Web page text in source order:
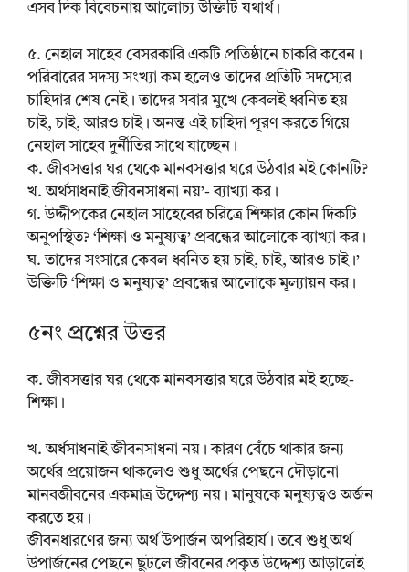
এসব দিক বিবেচনায় আলোচ্য উক্তিটি যথার্থ।
৫. নেহাল সাহেব বেসরকারি একটি প্রতিষ্ঠানে চাকরি করেন।
পরিবারের সদস্য সংখ্যা কম হলেও তাদের প্রতিটি সদস্যের
চাহিদার শেষ নেই। তাদের সবার মুখে কেবলই ধ্বনিত হয়—
চাই, চাই, আরও চাই। অনন্ত এই চাহিদা পূরণ করতে গিয়ে
নেহাল সাহেব দুর্নীতির সাথে যাচ্ছেন।
ক. জীবসত্তার ঘর থেকে মানবসত্তার ঘরে উঠবার মই কোনটি?
খ. অর্থসাধনাই জীবনসাধনা নয়’- ব্যাখ্যা কর।
গ. উদ্দীপকের নেহাল সাহেবের চরিত্রে শিক্ষার কোন দিকটি
অনুপস্থিত? ‘শিক্ষা ও মনুষ্যত্ব’ প্রবন্ধের আলোকে ব্যাখ্যা কর।
ঘ. তাদের সংসারে কেবল ধ্বনিত হয় চাই, চাই, আরও চাই।’
উক্তিটি ‘শিক্ষা ও মনুষ্যত্ব’ প্রবন্ধের আলোকে মূল্যায়ন কর।
৫নং প্রশ্নের উত্তর
ক. জীবসত্তার ঘর থেকে মানবসত্তার ঘরে উঠবার মই হচ্ছে-
শিক্ষা।
খ. অর্ধসাধনাই জীবনসাধনা নয়। কারণ বেঁচে থাকার জন্য
অর্থের প্রয়োজন থাকলেও শুধু অর্থের পেছনে দৌড়ানো
মানবজীবনের একমাত্র উদ্দেশ্য নয়। মানুষকে মনুষ্যত্বও অর্জন
করতে হয়।
জীবনধারণের জন্য অর্থ উপার্জন অপরিহার্য। তবে শুধু অর্থ
উপার্জনের পেছনে ছুটলে জীবনের প্রকৃত উদ্দেশ্য আড়ালেই